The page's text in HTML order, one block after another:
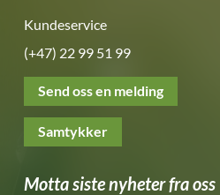
Kundeservice
(+47) 22 99 51 99
Send oss en melding
Samtykker
Motta siste nyheter fra oss